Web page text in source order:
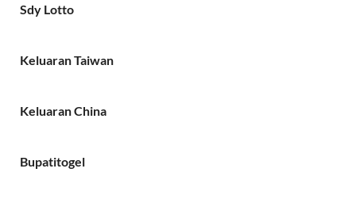
Sdy Lotto
Keluaran Taiwan
Keluaran China
Bupatitogel